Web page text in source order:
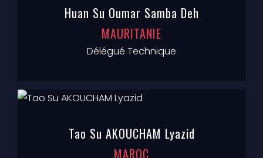
Huan Su Oumar Samba Deh
MAURITANIE
Délégué Technique
Tao Su AKOUCHAM Lyazid
MAROC